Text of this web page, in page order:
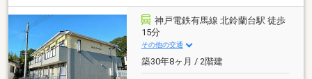
神戸電鉄有馬線 北鈴蘭台駅 徒歩
15分
その他の交通
築30年8ヶ月 / 2階建